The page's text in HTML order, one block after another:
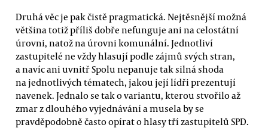
Druhá věc je pak čistě pragmatická. Nejtěsnější možná
většina totiž příliš dobře nefunguje ani na celostátní
úrovni, natož na úrovni komunální. Jednotliví
zastupitelé ne vždy hlasují podle zájmů svých stran,
a navíc ani uvnitř Spolu nepanuje tak silná shoda
na jednotlivých tématech, jakou její lídři prezentují
navenek. Jednalo se tak o variantu, kterou stvořilo až
zmar z dlouhého vyjednávání a musela by se
pravděpodobně často opírat o hlasy tří zastupitelů SPD.